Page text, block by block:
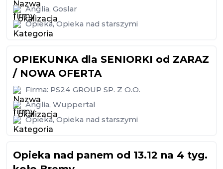
Anglia, Goslar
Opieka, Opieka nad starszymi
OPIEKUNKA dla SENIORKI od ZARAZ
/ NOWA OFERTA
Firma: PS24 GROUP SP. Z O.O.
Anglia, Wuppertal
Opieka, Opieka nad starszymi
Opieka nad panem od 13.12 na 4 tyg.